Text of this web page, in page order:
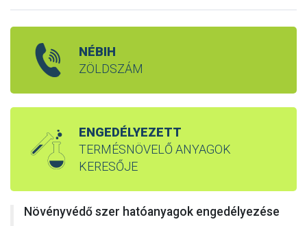
NÉBIH
ZÖLDSZÁM
ENGEDÉLYEZETT
TERMÉSNÖVELŐ ANYAGOK
KERESŐJE
Növényvédő szer hatóanyagok engedélyezése